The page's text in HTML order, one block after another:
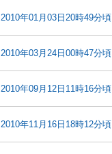
2010年01月03日20時49分頃
2010年03月24日00時47分頃
2010年09月12日11時16分頃
2010年11月16日18時12分頃